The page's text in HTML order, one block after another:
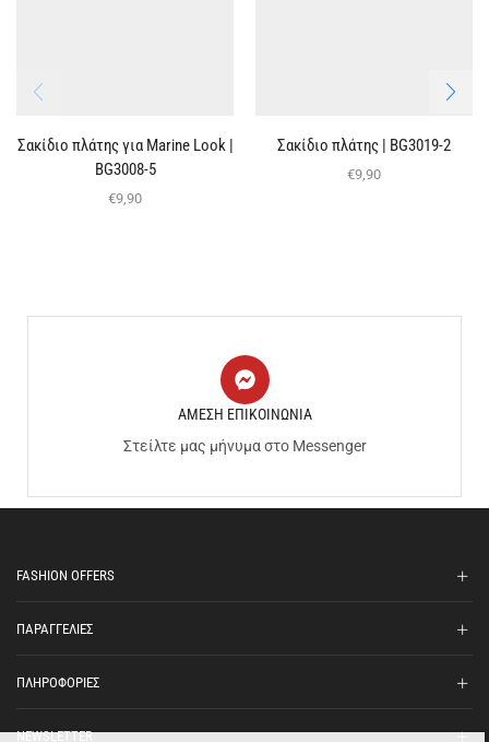
Σακίδιο πλάτης για Marine Look |
BG3008-5
€9,90
Σακίδιο πλάτης | BG3019-2
€9,90
ΑΜΕΣΗ ΕΠΙΚΟΙΝΩΝΙΑ
Στείλτε μας μήνυμα στο Messenger
FASHION OFFERS
ΠΑΡΑΓΓΕΛΙΕΣ
ΠΛΗΡΟΦΟΡΙΕΣ
NEWSLETTER